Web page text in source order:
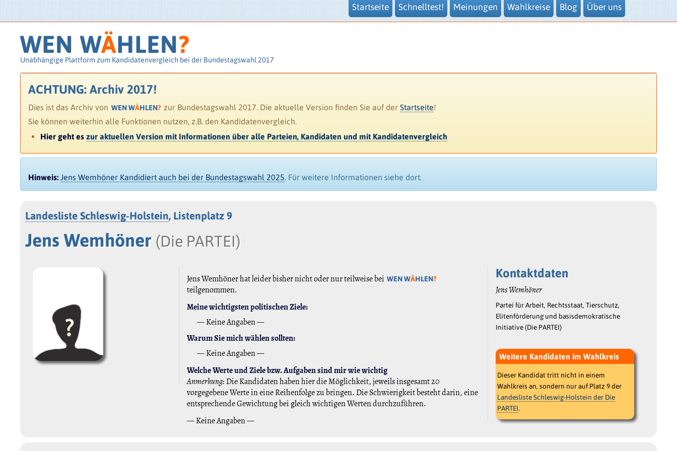
Startseite Schnelltest! Meinungen Wahlkreise Blog Über uns
WEN WÄHLEN?
Unabhängige Plattform zum Kandidatenvergleich bei der Bundestagswahl 2017
ACHTUNG: Archiv 2017!
Dies ist das Archiv von WEN WÄHLEN? zur Bundestagswahl 2017. Die aktuelle Version finden Sie auf derStartseite!
Sie können weiterhin alle Funktionen nutzen, z.B. den Kandidatenvergleich.
Hier geht eszur aktuellen Version mit Informationen über alle Parteien, Kandidaten und mit Kandidatenvergleich
Hinweis: Jens Wemhöner Kandidiert auch bei der Bundestagswahl 2025 . Für weitere Informationen siehe dort.
Landesliste Schleswig-Holstein, Listenplatz 9
Jens Wemhöner (Die PARTEI)
Jens Wemhöner hat leider bisher nicht oder nur teilweise bei WEN WÄHLEN?
teilgenommen.
Meine wichtigsten politischen Ziele:
— Keine Angaben —
Warum Sie mich wählen sollten:
— Keine Angaben —
Welche Werte und Ziele bzw. Aufgaben sind mir wie wichtig
Anmerkung: Die Kandidaten haben hier die Möglichkeit, jeweils insgesamt 20
vorgegebene Werte in eine Reihenfolge zu bringen. Die Schwierigkeit besteht darin, eine
entsprechende Gewichtung bei gleich wichtigen Werten durchzuführen.
— Keine Angaben —
Kontaktdaten
Jens Wemhöner
Partei für Arbeit, Rechtsstaat, Tierschutz,
Elitenförderung und basisdemokratische
Initiative (Die PARTEI)
Weitere Kandidaten im Wahlkreis
Dieser Kandidat tritt nicht in einem
Wahlkreis an, sondern nur auf Platz 9 der
Landesliste Schleswig-Holstein der Die
PARTEI.